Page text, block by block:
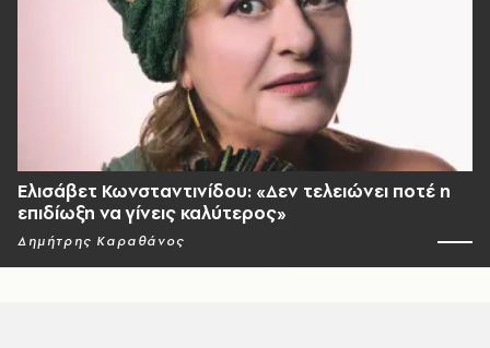
Ελισάβετ Κωνσταντινίδου: «Δεν τελειώνει ποτέ η
επιδίωξη να γίνεις καλύτερος»
Δημήτρης Καραθάνος